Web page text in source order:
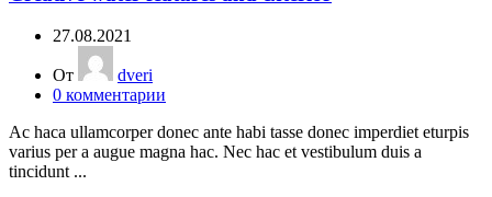
27.08.2021
От
dveri
0 комментарии
Ac haca ullamcorper donec ante habi tasse donec imperdiet eturpis
varius per a augue magna hac. Nec hac et vestibulum duis a
tincidunt ...